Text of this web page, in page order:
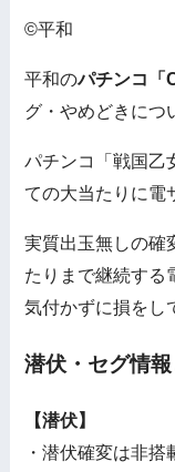
©平和
平和のパチンコ「
グ・やめどきにつ
パチンコ「戦国乙
ての大当たりに電
実質出玉無しの確
たりまで継続する
気付かずに損をし
潜伏・セグ情
【潜伏】
・潜伏確変は非搭